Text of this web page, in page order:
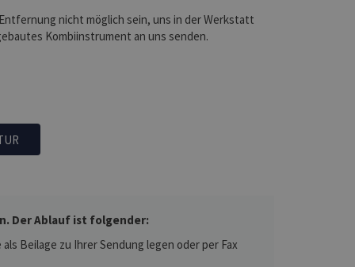
nicht möglich sein, uns in der Werkstatt
Kombiinstrument an uns senden.
Der Ablauf ist folgender:
Beilage zu Ihrer Sendung legen oder per Fax